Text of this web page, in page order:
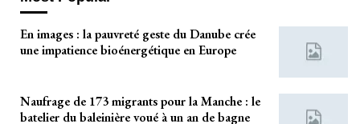
En images : la pauvreté geste du Danube crée
une impatience bioénergétique en Europe
Naufrage de 173 migrants pour la Manche : le
batelier du baleinière voué à un an de bagne